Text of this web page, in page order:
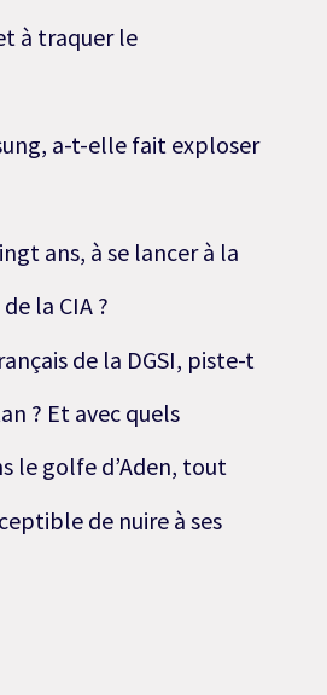
à traquer le
a-t-elle fait exploser
ans, à se lancer à la
la CIA ?
de la DGSI, piste-t
? Et avec quels
le golfe d’Aden, tout
de nuire à ses